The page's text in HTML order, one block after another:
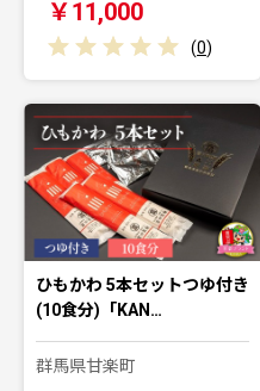
￥11,000
(0)
ひもかわ 5本セットつゆ付き
(10食分)「KAN…
群馬県甘楽町